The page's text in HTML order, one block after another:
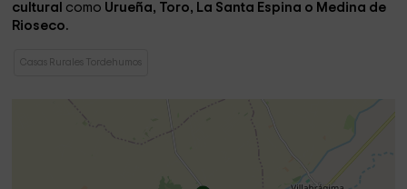
cultural como Urueña, Toro, La Santa Espina o Medina de
Rioseco.
Casas Rurales Tordehumos